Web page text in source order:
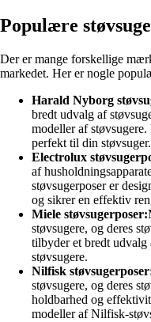
Populære
Der er mange forskellige
markedet. Her er nogle
Harald Nyborg
bredt udvalg af
modeller af
perfekt til din støvsuger.
Electrolux
af
støvsugerposer er
og sikrer en effektiv
Miele støvsugerposer:
støvsugere, og deres
tilbyder et bredt
støvsugere.
Nilfisk
støvsugere, og deres
holdbarhed og
modeller af Nilfisk-